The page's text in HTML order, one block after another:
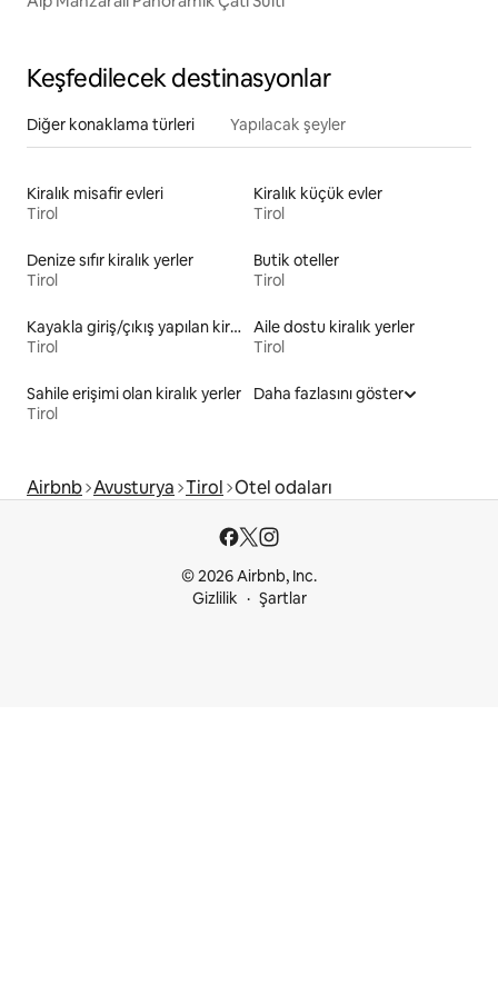
Keşfedilecek destinasyonlar
Diğer konaklama türleri Yapılacak şeyler
Kiralık misafir evleri
Tirol
Kiralık küçük evler
Tirol
Denize sıfır kiralık yerler
Tirol
Butik oteller
Tirol
Kayakla giriş/çıkış yapılan kiralık yerler
Tirol
Aile dostu kiralık yerler
Tirol
Sahile erişimi olan kiralık yerler
Tirol
Daha fazlasını göster
Airbnb Avusturya Tirol Otel odaları
© 2026 Airbnb, Inc.
Gizlilik
Şartlar